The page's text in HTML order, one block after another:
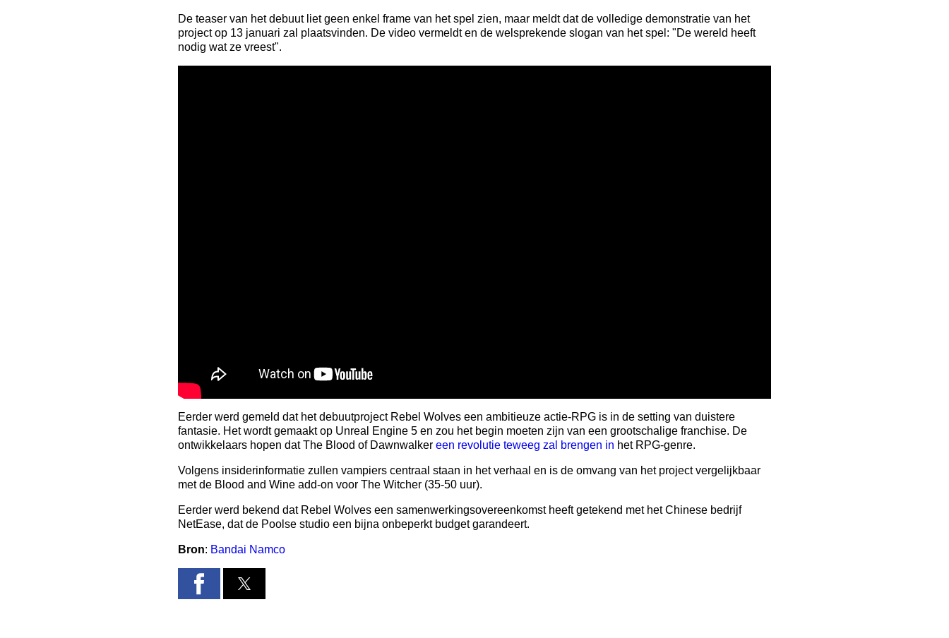
De teaser van het debuut liet geen enkel frame van het spel zien, maar meldt dat de volledige demonstratie van het
project op 13 januari zal plaatsvinden. De video vermeldt en de welsprekende slogan van het spel: "De wereld heeft
nodig wat ze vreest".
Eerder werd gemeld dat het debuutproject Rebel Wolves een ambitieuze actie-RPG is in de setting van duistere
fantasie. Het wordt gemaakt op Unreal Engine 5 en zou het begin moeten zijn van een grootschalige franchise. De
ontwikkelaars hopen dat The Blood of Dawnwalker een revolutie teweeg zal brengen in het RPG-genre.
Volgens insiderinformatie zullen vampiers centraal staan in het verhaal en is de omvang van het project vergelijkbaar
met de Blood and Wine add-on voor The Witcher (35-50 uur).
Eerder werd bekend dat Rebel Wolves een samenwerkingsovereenkomst heeft getekend met het Chinese bedrijf
NetEase, dat de Poolse studio een bijna onbeperkt budget garandeert.
Bron: Bandai Namco